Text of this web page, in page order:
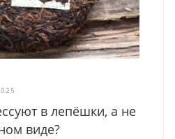
в лепёшки, а не
виде?